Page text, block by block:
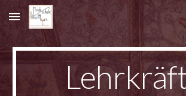
Skip to main content